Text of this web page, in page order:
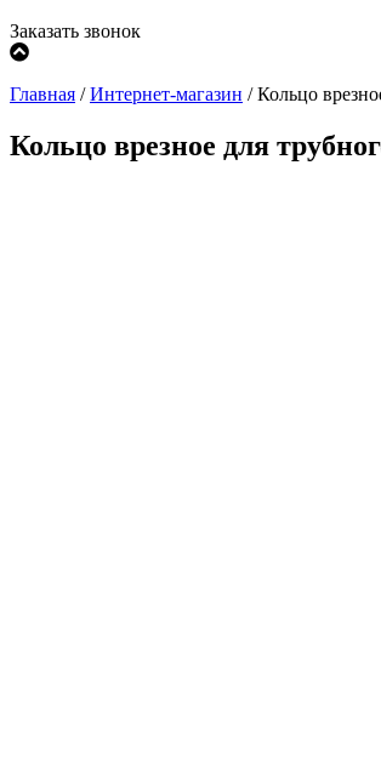
Заказать звонок
Главная /Интернет-магазин /Кольцо
Кольцо врезное для